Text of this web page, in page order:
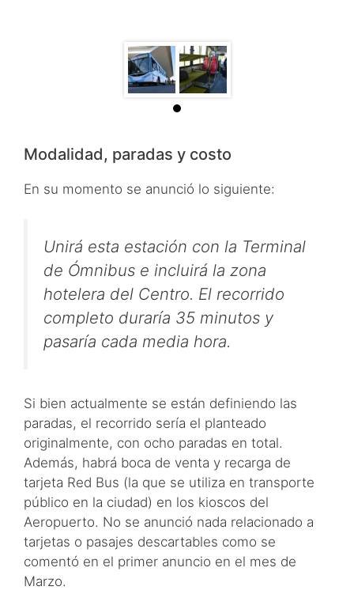
Modalidad, paradas y costo
En su momento se anunció lo siguiente:
Unirá esta estación con la Terminal
de Ómnibus e incluirá la zona
hotelera del Centro. El recorrido
completo duraría 35 minutos y
pasaría cada media hora.
Si bien actualmente se están definiendo las
paradas, el recorrido sería el planteado
originalmente, con ocho paradas en total.
Además, habrá boca de venta y recarga de
tarjeta Red Bus (la que se utiliza en transporte
público en la ciudad) en los kioscos del
Aeropuerto. No se anunció nada relacionado a
tarjetas o pasajes descartables como se
comentó en el primer anuncio en el mes de
Marzo.